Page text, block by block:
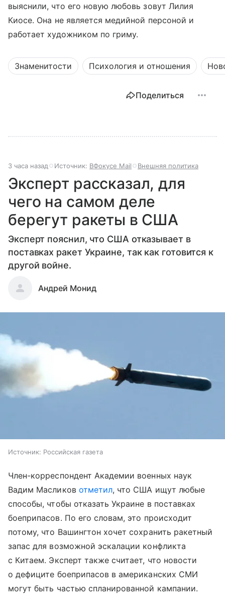
выяснили, что его новую любовь зовут Лилия
Киосе. Она не является медийной персоной и
работает художником по гриму.
Знаменитости Психология и отношения
Поделиться
3 часа назад Источник: ВФокусе Mail Внешняя политика
Эксперт рассказал, для
чего на самом деле
берегут ракеты в США
Эксперт пояснил, что США отказывает в
поставках ракет Украине, так как готовится к
другой войне.
Андрей Монид
Источник: Российская газета
Член-корреспондент Академии военных наук
Вадим Масликов отметил, что США ищут любые
способы, чтобы отказать Украине в поставках
боеприпасов. По его словам, это происходит
потому, что Вашингтон хочет сохранить ракетный
запас для возможной эскалации конфликта
с Китаем. Эксперт также считает, что новости
о дефиците боеприпасов в американских СМИ
могут быть частью спланированной кампании.